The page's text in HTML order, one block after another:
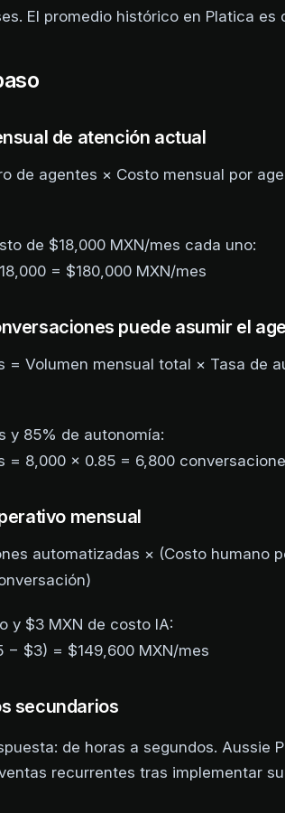
El promedio histórico en Platica es
de atención actual
de agentes × Costo mensual por
de $18,000 MXN/mes cada uno:
= $180,000 MXN/mes
puede asumir el
= Volumen mensual total × Tasa de
y 85% de autonomía:
= 8,000 × 0.85 = 6,800
mensual
automatizadas × (Costo humano
y $3 MXN de costo IA:
− $3) = $149,600 MXN/mes
secundarios
de horas a segundos. Aussie
recurrentes tras implementar